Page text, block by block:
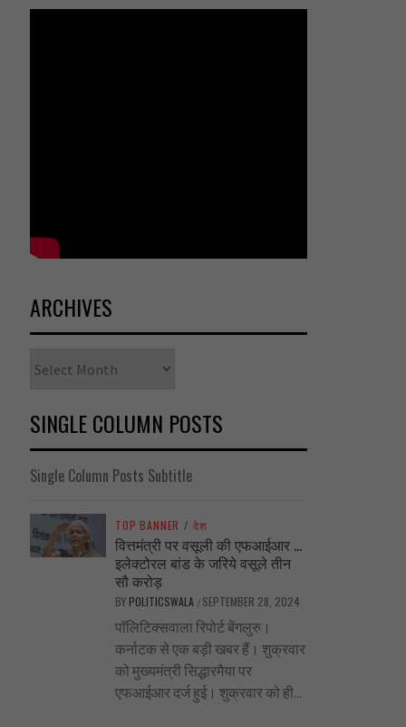
ARCHIVES
SINGLE COLUMN POSTS
Single Column Posts Subtitle
TOP BANNER / देश
वित्तमंत्री पर वसूली की एफआईआर …
इलेक्टोरल बांड के जरिये वसूले तीन
सौ करोड़
BY POLITICSWALA / SEPTEMBER 28, 2024
पॉलिटिक्सवाला रिपोर्ट बेंगलुरु।
कर्नाटक से एक बड़ी खबर हैं। शुक्रवार
को मुख्यमंत्री सिद्धारमैया पर
एफआईआर दर्ज हुई। शुक्रवार को ही...